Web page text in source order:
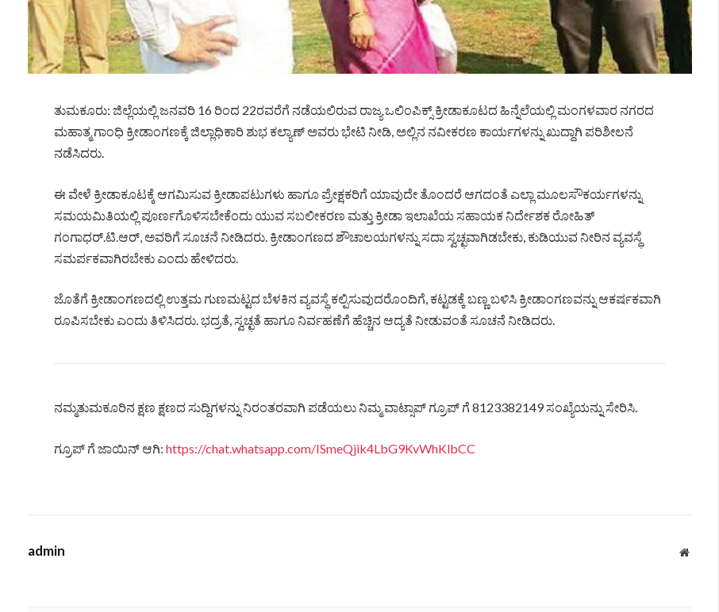
ತುಮಕೂರು: ಜಿಲ್ಲೆಯಲ್ಲಿ ಜನವರಿ 16 ರಿಂದ 22ರವರೆಗೆ ನಡೆಯಲಿರುವ ರಾಜ್ಯ ಒಲಿಂಪಿಕ್ಸ್ ಕ್ರೀಡಾಕೂಟದ ಹಿನ್ನೆಲೆಯಲ್ಲಿ ಮಂಗಳವಾರ ನಗರದ
ಮಹಾತ್ಮ ಗಾಂಧಿ ಕ್ರೀಡಾಂಗಣಕ್ಕೆ ಜಿಲ್ಲಾಧಿಕಾರಿ ಶುಭ ಕಲ್ಯಾಣ್ ಅವರು ಭೇಟಿ ನೀಡಿ, ಅಲ್ಲಿನ ನವೀಕರಣ ಕಾರ್ಯಗಳನ್ನು ಖುದ್ದಾಗಿ ಪರಿಶೀಲನೆ
ನಡೆಸಿದರು.
ಈ ವೇಳೆ ಕ್ರೀಡಾಕೂಟಕ್ಕೆ ಆಗಮಿಸುವ ಕ್ರೀಡಾಪಟುಗಳು ಹಾಗೂ ಪ್ರೇಕ್ಷಕರಿಗೆ ಯಾವುದೇ ತೊಂದರೆ ಆಗದಂತೆ ಎಲ್ಲಾ ಮೂಲಸೌಕರ್ಯಗಳನ್ನು
ಸಮಯಮಿತಿಯಲ್ಲಿ ಪೂರ್ಣಗೊಳಿಸಬೇಕೆಂದು ಯುವ ಸಬಲೀಕರಣ ಮತ್ತು ಕ್ರೀಡಾ ಇಲಾಖೆಯ ಸಹಾಯಕ ನಿರ್ದೇಶಕ ರೋಹಿತ್
ಗಂಗಾಧರ್.ಟಿ.ಆರ್, ಅವರಿಗೆ ಸೂಚನೆ ನೀಡಿದರು. ಕ್ರೀಡಾಂಗಣದ ಶೌಚಾಲಯಗಳನ್ನು ಸದಾ ಸ್ವಚ್ಛವಾಗಿಡಬೇಕು, ಕುಡಿಯುವ ನೀರಿನ ವ್ಯವಸ್ಥೆ
ಸಮರ್ಪಕವಾಗಿರಬೇಕು ಎಂದು ಹೇಳಿದರು.
ಜೊತೆಗೆ ಕ್ರೀಡಾಂಗಣದಲ್ಲಿ ಉತ್ತಮ ಗುಣಮಟ್ಟದ ಬೆಳಕಿನ ವ್ಯವಸ್ಥೆ ಕಲ್ಪಿಸುವುದರೊಂದಿಗೆ, ಕಟ್ಟಡಕ್ಕೆ ಬಣ್ಣ ಬಳಿಸಿ ಕ್ರೀಡಾಂಗಣವನ್ನು ಆಕರ್ಷಕವಾಗಿ
ರೂಪಿಸಬೇಕು ಎಂದು ತಿಳಿಸಿದರು. ಭದ್ರತೆ, ಸ್ವಚ್ಛತೆ ಹಾಗೂ ನಿರ್ವಹಣೆಗೆ ಹೆಚ್ಚಿನ ಆದ್ಯತೆ ನೀಡುವಂತೆ ಸೂಚನೆ ನೀಡಿದರು.
ನಮ್ಮತುಮಕೂರಿನ ಕ್ಷಣ ಕ್ಷಣದ ಸುದ್ದಿಗಳನ್ನು ನಿರಂತರವಾಗಿ ಪಡೆಯಲು ನಿಮ್ಮ ವಾಟ್ಸಾಪ್ ಗ್ರೂಪ್ ಗೆ 8123382149 ಸಂಖ್ಯೆಯನ್ನು ಸೇರಿಸಿ.
ಗ್ರೂಪ್ ಗೆ ಜಾಯಿನ್ ಆಗಿ: https://chat.whatsapp.com/ISmeQjik4LbG9KvWhKlbCC
admin Website